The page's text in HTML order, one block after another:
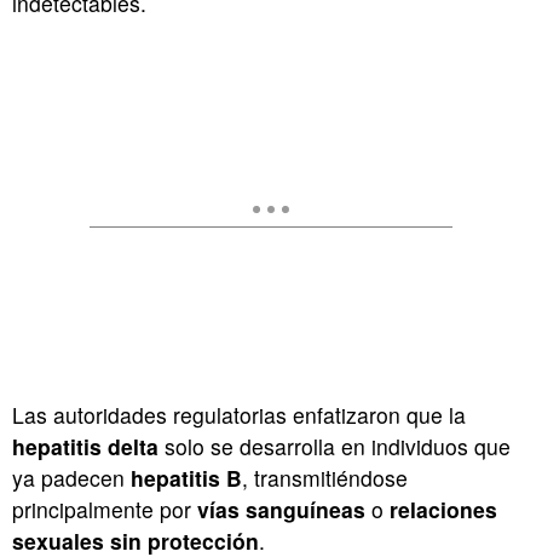
Las autoridades regulatorias enfatizaron que la
hepatitis delta solo se desarrolla en individuos que
ya padecen hepatitis B, transmitiéndose
principalmente por vías sanguíneas o relaciones
sexuales sin protección.